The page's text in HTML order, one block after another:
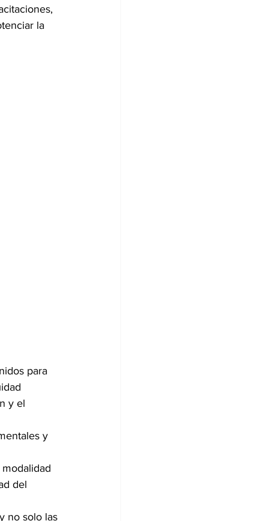
la
para
y el
y
del
no solo las